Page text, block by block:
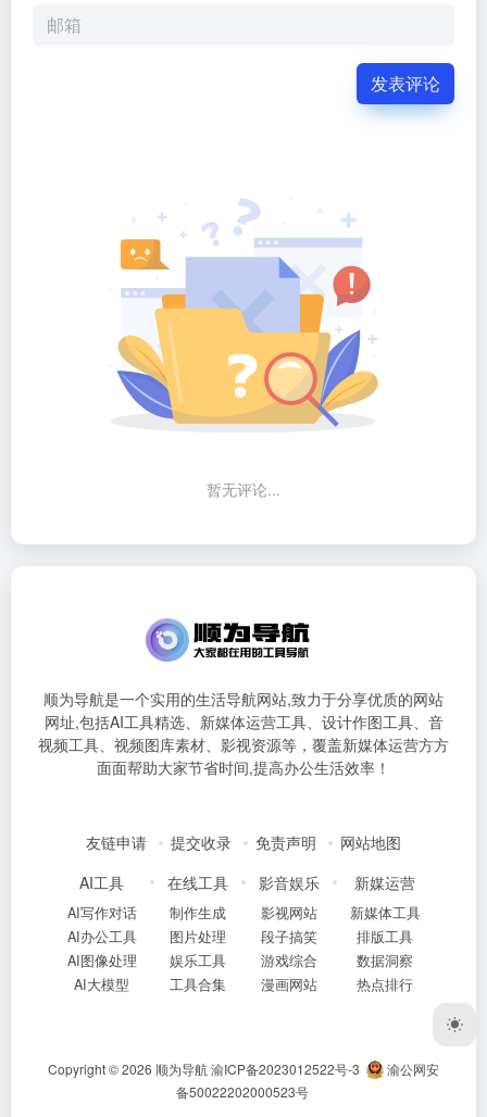
发表评论
暂无评论...
顺为导航是一个实用的生活导航网站,致力于分享优质的网站
网址,包括AI工具精选、新媒体运营工具、设计作图工具、音
视频工具、视频图库素材、影视资源等，覆盖新媒体运营方方
面面帮助大家节省时间,提高办公生活效率！
友链申请 提交收录 免责声明
网站地图
AI工具
AI写作对话
AI办公工具
AI图像处理
AI大模型
在线工具
制作生成
图片处理
娱乐工具
工具合集
影音娱乐
影视网站
段子搞笑
游戏综合
漫画网站
新媒运营
新媒体工具
排版工具
数据洞察
热点排行
Copyright © 2026 顺为导航渝ICP备2023012522号-3
渝公网安
备50022202000523号